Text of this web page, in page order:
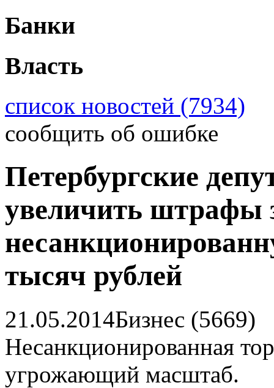
Банки
Власть
список новостей (7934)
сообщить об ошибке
Петербургские
увеличить штрафы
тысяч рублей
21.05.2014Бизнес (5669)
Несанкционированная
угрожающий масштаб.